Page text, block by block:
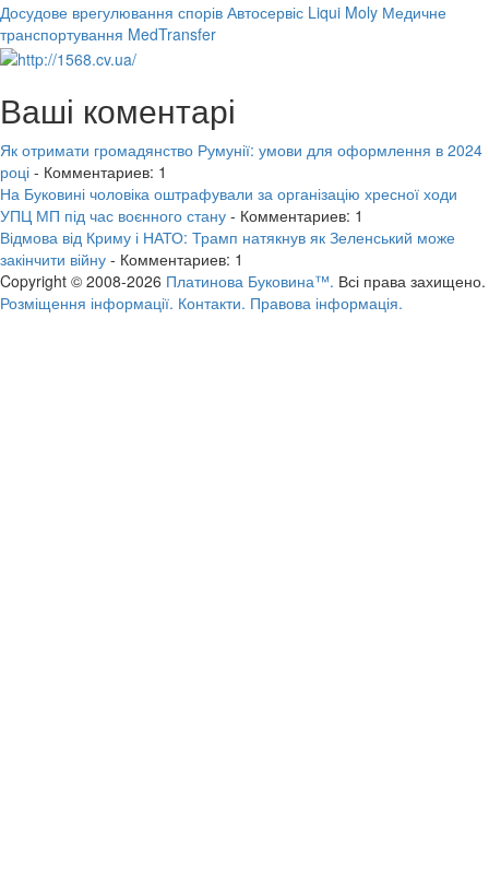
Досудове врегулювання спорів Автосервіс Liqui Moly Медичне
транспортування MedTransfer
Ваші коментарі
Як отримати громадянство Румунії: умови для оформлення в 2024
році - Комментариев: 1
На Буковині чоловіка оштрафували за організацію хресної ходи
УПЦ МП під час воєнного стану - Комментариев: 1
Відмова від Криму і НАТО: Трамп натякнув як Зеленський може
закінчити війну - Комментариев: 1
Copyright © 2008-2026 Платинова Буковина™. Всі права захищено.
Розміщення інформації. Контакти. Правова інформація.